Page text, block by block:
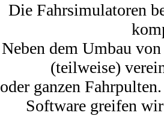
Die Fahrsimulatoren
Neben dem Umbau
(teilweise)
oder ganzen
Software greifen